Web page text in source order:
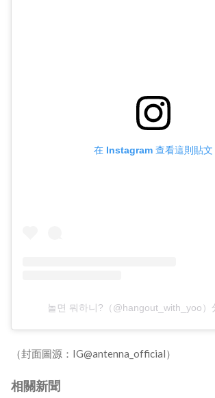
在 Instagram 查看這則貼文
놀면 뭐하니?（@hangout_with_yoo）
（封面圖源：IG@antenna_official）
相關新聞